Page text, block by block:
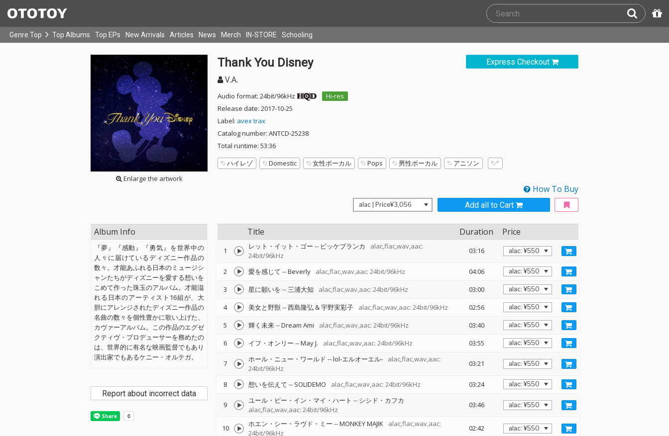
Genre Top Top Albums Top EPs New Arrivals Articles News Merch IN-STORE Schooling
Enlarge the artwork
Express Checkout
Thank You Disney
V.A.
Audio format: 24bit/96kHz
Hi-res
Release date: 2017-10-25
Label: avex trax
Catalog number: ANTCD-25238
Total runtime: 53:36
ハイレゾ
Domestic 女性ボーカル Pops 男性ボーカル アニソン
How To Buy
Add all to Cart
Title Duration Price
1 レット・イット・ゴー -- ビッケブランカ
alac,flac,wav,aac:
24bit/96kHz
03:16
2 愛を感じて --Beverly alac,flac,wav,aac: 24bit/96kHz
04:06
3
星に願いを --三浦大知 alac,flac,wav,aac: 24bit/96kHz
03:00
4
美女と野獣--西島隆弘 & 宇野実彩子 alac,flac,wav,aac: 24bit/96kHz
02:56
5
輝く未来--Dream Ami alac,flac,wav,aac: 24bit/96kHz
03:40
6
イフ・オンリー --May J. alac,flac,wav,aac: 24bit/96kHz 03:55
7 ホール・ニュー・ワールド --lol-エルオーエル-
alac,flac,wav,aac:
24bit/96kHz
03:21
8 想いを伝えて -- SOLIDEMO alac,flac,wav,aac: 24bit/96kHz 03:24
9 ユール・ビー・イン・マイ・ハート -- シシド・カフカ
alac,flac,wav,aac: 24bit/96kHz
03:46
10 ホエン・シー・ラヴド・ミー --MONKEY MAJIK
alac,flac,wav,aac:
24bit/96kHz
02:42
Album Info
『夢』『感動』『勇気』を世界中の
人々に届けているディズニー作品の
数々。才能あふれる日本のミュージシ
ャンたちがディズニーを愛する想いを
こめて作った珠玉のアルバム。才能溢
れる日本のアーティスト16組が、大
胆にアレンジされたディズニー作品の
名曲の数々を個性豊かに歌い上げた、
カヴァーアルバム。この作品のエグゼ
クティヴ・プロデューサーを務めたの
は、世界的に有名な映画監督でもあり
演出家でもあるケニー・オルテガ。
Report about incorrect data